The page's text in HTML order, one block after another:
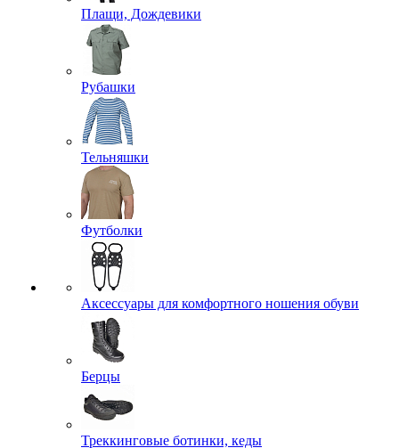
Плащи, Дождевики
Рубашки
Тельняшки
Футболки
Аксессуары для комфортного ношения обуви
Берцы
Треккинговые ботинки, кеды